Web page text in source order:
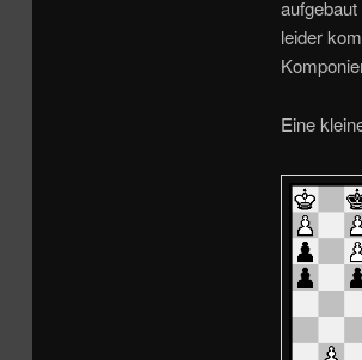
leider
Eine